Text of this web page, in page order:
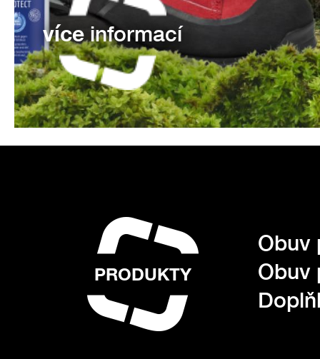
víceinformací
PRODUKTY
Obuv
Obuv